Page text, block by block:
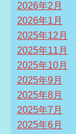
2026年2月
2026年1月
2025年12月
2025年11月
2025年10月
2025年9月
2025年8月
2025年7月
2025年6月